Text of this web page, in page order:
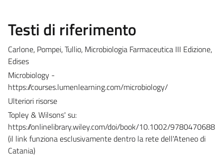
Testi di riferimento
Carlone, Pompei, Tullio, Microbiologia Farmaceutica III Edizione,
Edises
Microbiology -
https://courses.lumenlearning.com/microbiology/
Ulteriori risorse
Topley & Wilsons' su:
https://onlinelibrary.wiley.com/doi/book/10.1002/9780470688
(il link funziona esclusivamente dentro la rete dell'Ateneo di
Catania)